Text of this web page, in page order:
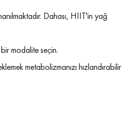
Dahası, HIIT'in yağ
modalite seçin.
metabolizmanızı hızlandırabilir